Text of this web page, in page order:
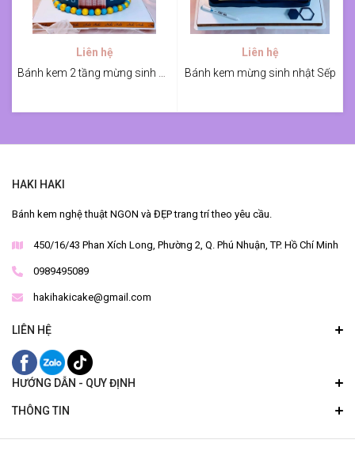
Liên hệ
Liên hệ
Bánh kem mừng sinh nhật Sếp
HAKI HAKI
Bánh kem nghệ thuật NGON và ĐẸP trang trí theo yêu cầu.
450/16/43 Phan Xích Long, Phường 2, Q. Phú Nhuận, TP. Hồ Chí Minh
0989495089
hakihakicake@gmail.com
LIÊN HỆ
HƯỚNG DẪN - QUY ĐỊNH
THÔNG TIN